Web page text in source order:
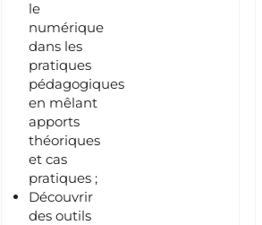
le
numérique
dans les
pratiques
pédagogiques
en mêlant
apports
théoriques
et cas
pratiques ;
Découvrir
des outils